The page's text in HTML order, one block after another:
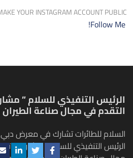
YOUR INSTAGRAM ACCOUNT PUBLIC
Follow Me!
الرئيس التنفيذي للسلام ”
التقدم في مجال صناعة
الرئيس التنفيذي للسلام "